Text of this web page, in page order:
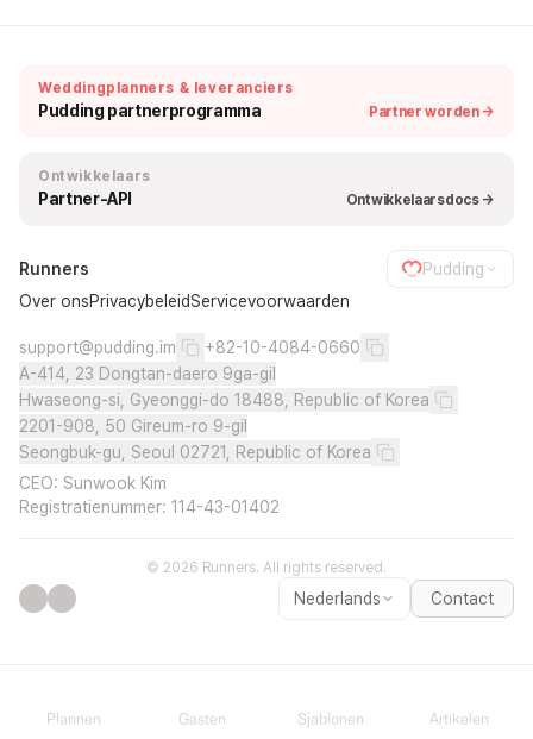
Plannen Gasten Sjablonen Artikelen
Weddingplanners & leveranciers
Pudding partnerprogramma Partner worden →
Ontwikkelaars
Partner-API Ontwikkelaarsdocs →
Runners
Pudding
Over onsPrivacybeleidServicevoorwaarden
support@pudding.im
+82-10-4084-0660
A-414, 23 Dongtan-daero 9ga-gil
Hwaseong-si, Gyeonggi-do 18488, Republic of Korea
2201-908, 50 Gireum-ro 9-gil
Seongbuk-gu, Seoul 02721, Republic of Korea
CEO: Sunwook Kim
Registratienummer: 114-43-01402
© 2026 Runners. All rights reserved.
Nederlands Contact